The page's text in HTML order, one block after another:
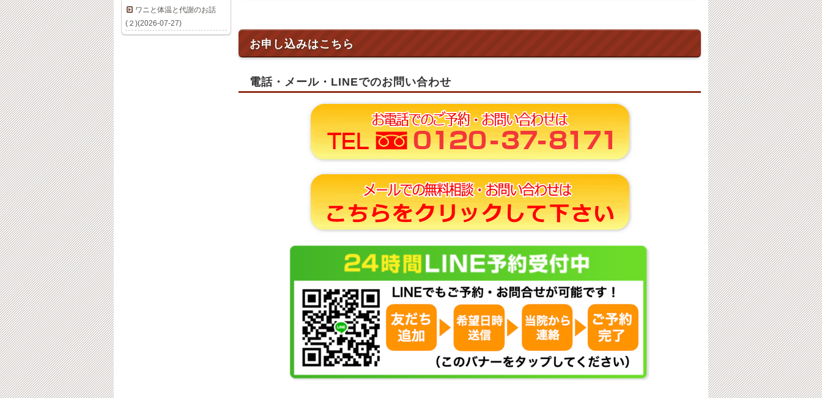
お申し込みはこちら
電話・メール・LINEでのお問い合わせ
ワニと体温と代謝のお話
(２)(2026-07-27)